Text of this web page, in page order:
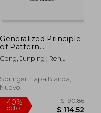
Generalized Principle
of Pattern
Multiplication and Its
Applications (en
Geng, Junping ; Ren,
Springer, Tapa Blanda,
Nuevo